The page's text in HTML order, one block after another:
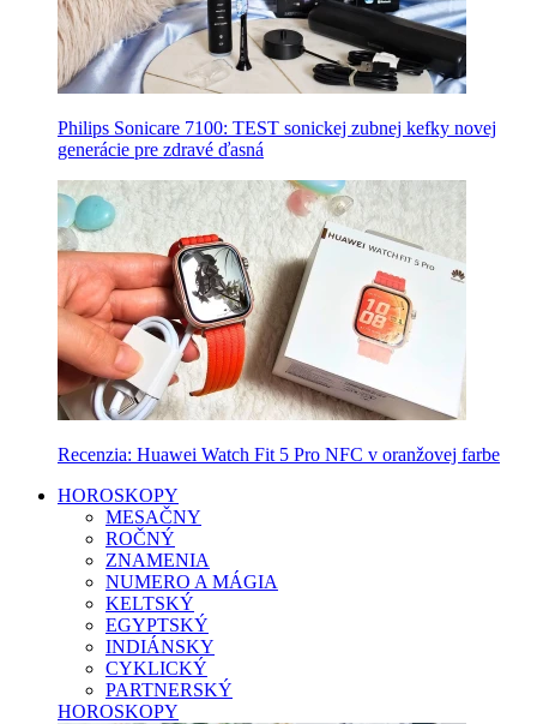
Philips Sonicare 7100: TEST sonickej zubnej kefky novej
generácie pre zdravé ďasná
Recenzia: Huawei Watch Fit 5 Pro NFC v oranžovej farbe
HOROSKOPY
MESAČNY
ROČNÝ
ZNAMENIA
NUMERO A MÁGIA
KELTSKÝ
EGYPTSKÝ
INDIÁNSKY
CYKLICKÝ
PARTNERSKÝ
HOROSKOPY